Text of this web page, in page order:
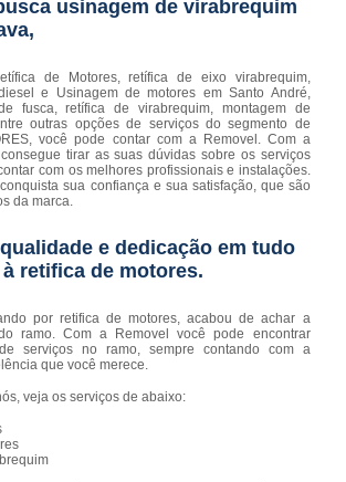
usinagem de virabrequim
de Motores, retífica de eixo virabrequim,
e Usinagem de motores em Santo André,
fusca, retífica de virabrequim, montagem de
outras opções de serviços do segmento de
você pode contar com a Removel. Com a
tirar as suas dúvidas sobre os serviços
com os melhores profissionais e instalações.
sua confiança e sua satisfação, que são
da marca.
e dedicação em tudo
retifica de motores.
por retifica de motores, acabou de achar a
ramo. Com a Removel você pode encontrar
serviços no ramo, sempre contando com a
que você merece.
veja os serviços de abaixo: